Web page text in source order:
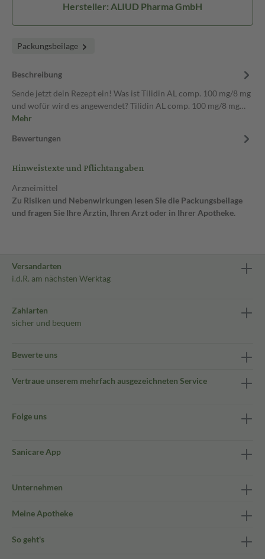
Hersteller: ALIUD Pharma GmbH
Packungsbeilage
Beschreibung
Sende jetzt dein Rezept ein! Was ist Tilidin AL comp. 100 mg/8 mg
und wofür wird es angewendet? Tilidin AL comp. 100 mg/8 mg…
Mehr
Bewertungen
Hinweistexte und Pflichtangaben
Arzneimittel
Zu Risiken und Nebenwirkungen lesen Sie die Packungsbeilage
und fragen Sie Ihre Ärztin, Ihren Arzt oder in Ihrer Apotheke.
Versandarten
i.d.R. am nächsten Werktag
Zahlarten
sicher und bequem
Bewerte uns
Vertraue unserem mehrfach ausgezeichneten Service
Folge uns
Sanicare App
Unternehmen
Meine Apotheke
So geht's